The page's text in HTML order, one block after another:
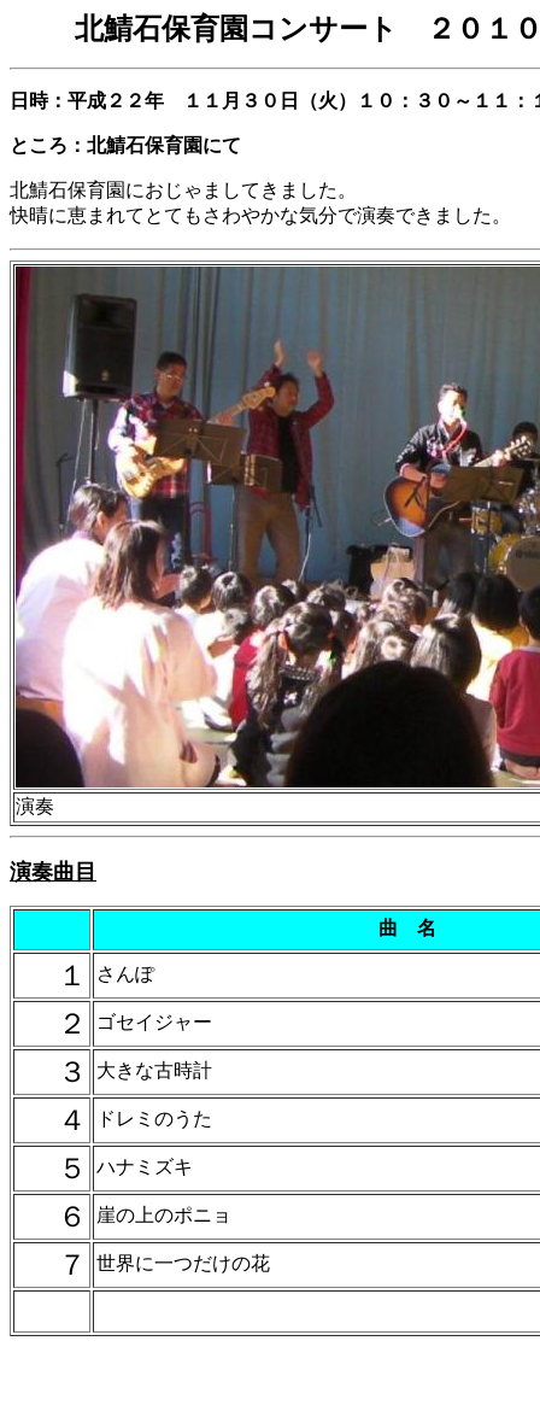
北鯖石保育園コンサート ２０１
日時：平成２２年 １１月３０日（火）１０：３０～１１：
ところ：北鯖石保育園にて
北鯖石保育園におじゃましてきました。
快晴に恵まれてとてもさわやかな気分で演奏できました。
演奏
演奏曲目
曲 名
１ さんぽ
２ ゴセイジャー
３ 大きな古時計
４ ドレミのうた
５ ハナミズキ
６ 崖の上のポニョ
７ 世界に一つだけの花